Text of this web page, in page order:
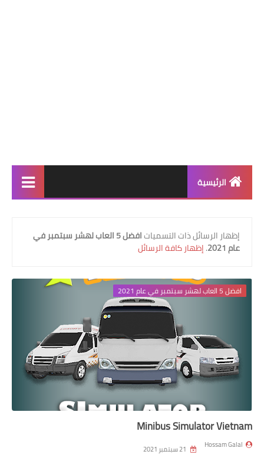
الرئيسية
افضل 9 العاب
افضل 14 لعبة
افضل 10 العاب
‏إظهار الرسائل ذات التسميات
افضل 5 العاب لهشر سبتمبر في
عام 2021
.إظهار كافة الرسائل
افضل 5 العاب لهشر سبتمبر في عام 2021
Minibus Simulator Vietnam
Hossam Galal